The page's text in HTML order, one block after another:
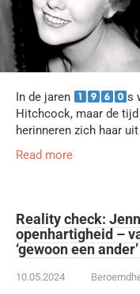
In de jaren
s
Hitchcock, maar de
herinneren zich haar
Read more
Reality check:
openhartigheid –
‘gewoon een
10.05.2024